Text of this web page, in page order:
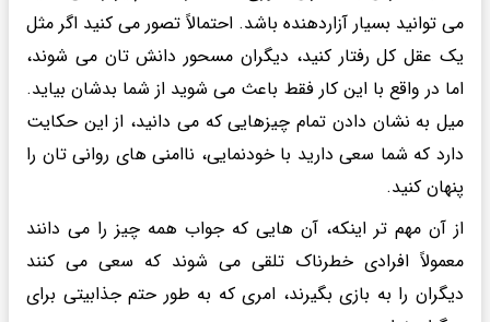
می توانید بسیار آزاردهنده باشد. احتمالاً تصور می کنید اگر مثل
یک عقل کل رفتار کنید، دیگران مسحور دانش تان می شوند،
اما در واقع با این کار فقط باعث می شوید از شما بدشان بیاید.
میل به نشان دادن تمام چیزهایی که می دانید، از این حکایت
دارد که شما سعی دارید با خودنمایی، ناامنی های روانی تان را
پنهان کنید.
از آن مهم تر اینکه، آن هایی که جواب همه چیز را می دانند
معمولاً افرادی خطرناک تلقی می شوند که سعی می کنند
دیگران را به بازی بگیرند، امری که به طور حتم جذابیتی برای